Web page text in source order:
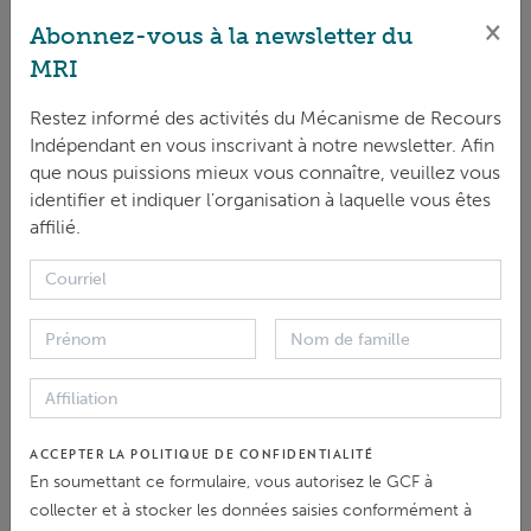
Les populations autochtones
Processus d'approbation des projets
DOCUMENTATION
Résumé du rapport d'enquête
pris par le secrétariat de GCF
ANGLAIS | ESPAÑOL
Première demande de prorogation
Abonnez-vous à la newsletter du
MRI
×
Restez informé des activités du Mécanisme de Recours
Indépendant en vous inscrivant à notre newsletter. Afin
que nous puissions mieux vous connaître, veuillez vous
identifier et indiquer l'organisation à laquelle vous êtes
affilié.
ACCEPTER LA POLITIQUE DE CONFIDENTIALITÉ
En soumettant ce formulaire, vous autorisez le GCF à
collecter et à stocker les données saisies conformément à